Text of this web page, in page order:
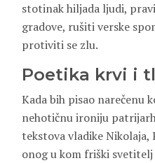
stotinak hiljada ljudi,
gradove, rušiti verske
protiviti se zlu.
Poetika krvi i
Kada bih pisao narečenu
nehotičnu ironiju
tekstova vladike
onog u kom friški